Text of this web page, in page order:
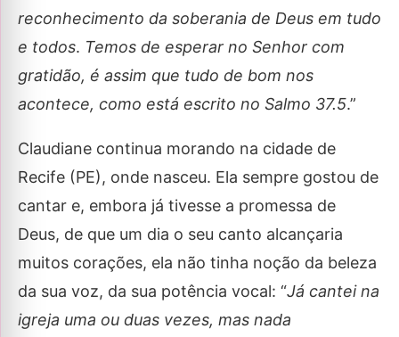
reconhecimento da soberania de Deus em tudo
e todos. Temos de esperar no Senhor com
gratidão, é assim que tudo de bom nos
acontece, como está escrito no Salmo 37.5.”
Claudiane continua morando na cidade de
Recife (PE), onde nasceu. Ela sempre gostou de
cantar e, embora já tivesse a promessa de
Deus, de que um dia o seu canto alcançaria
muitos corações, ela não tinha noção da beleza
da sua voz, da sua potência vocal: “Já cantei na
igreja uma ou duas vezes, mas nada